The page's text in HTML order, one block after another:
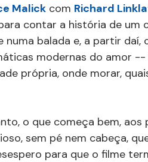
Malick com Richard
contar a história de um
numa balada e, a partir
modernas do amor --
própria, onde morar,
o que começa bem,
sem pé nem cabeça,
para que o filme